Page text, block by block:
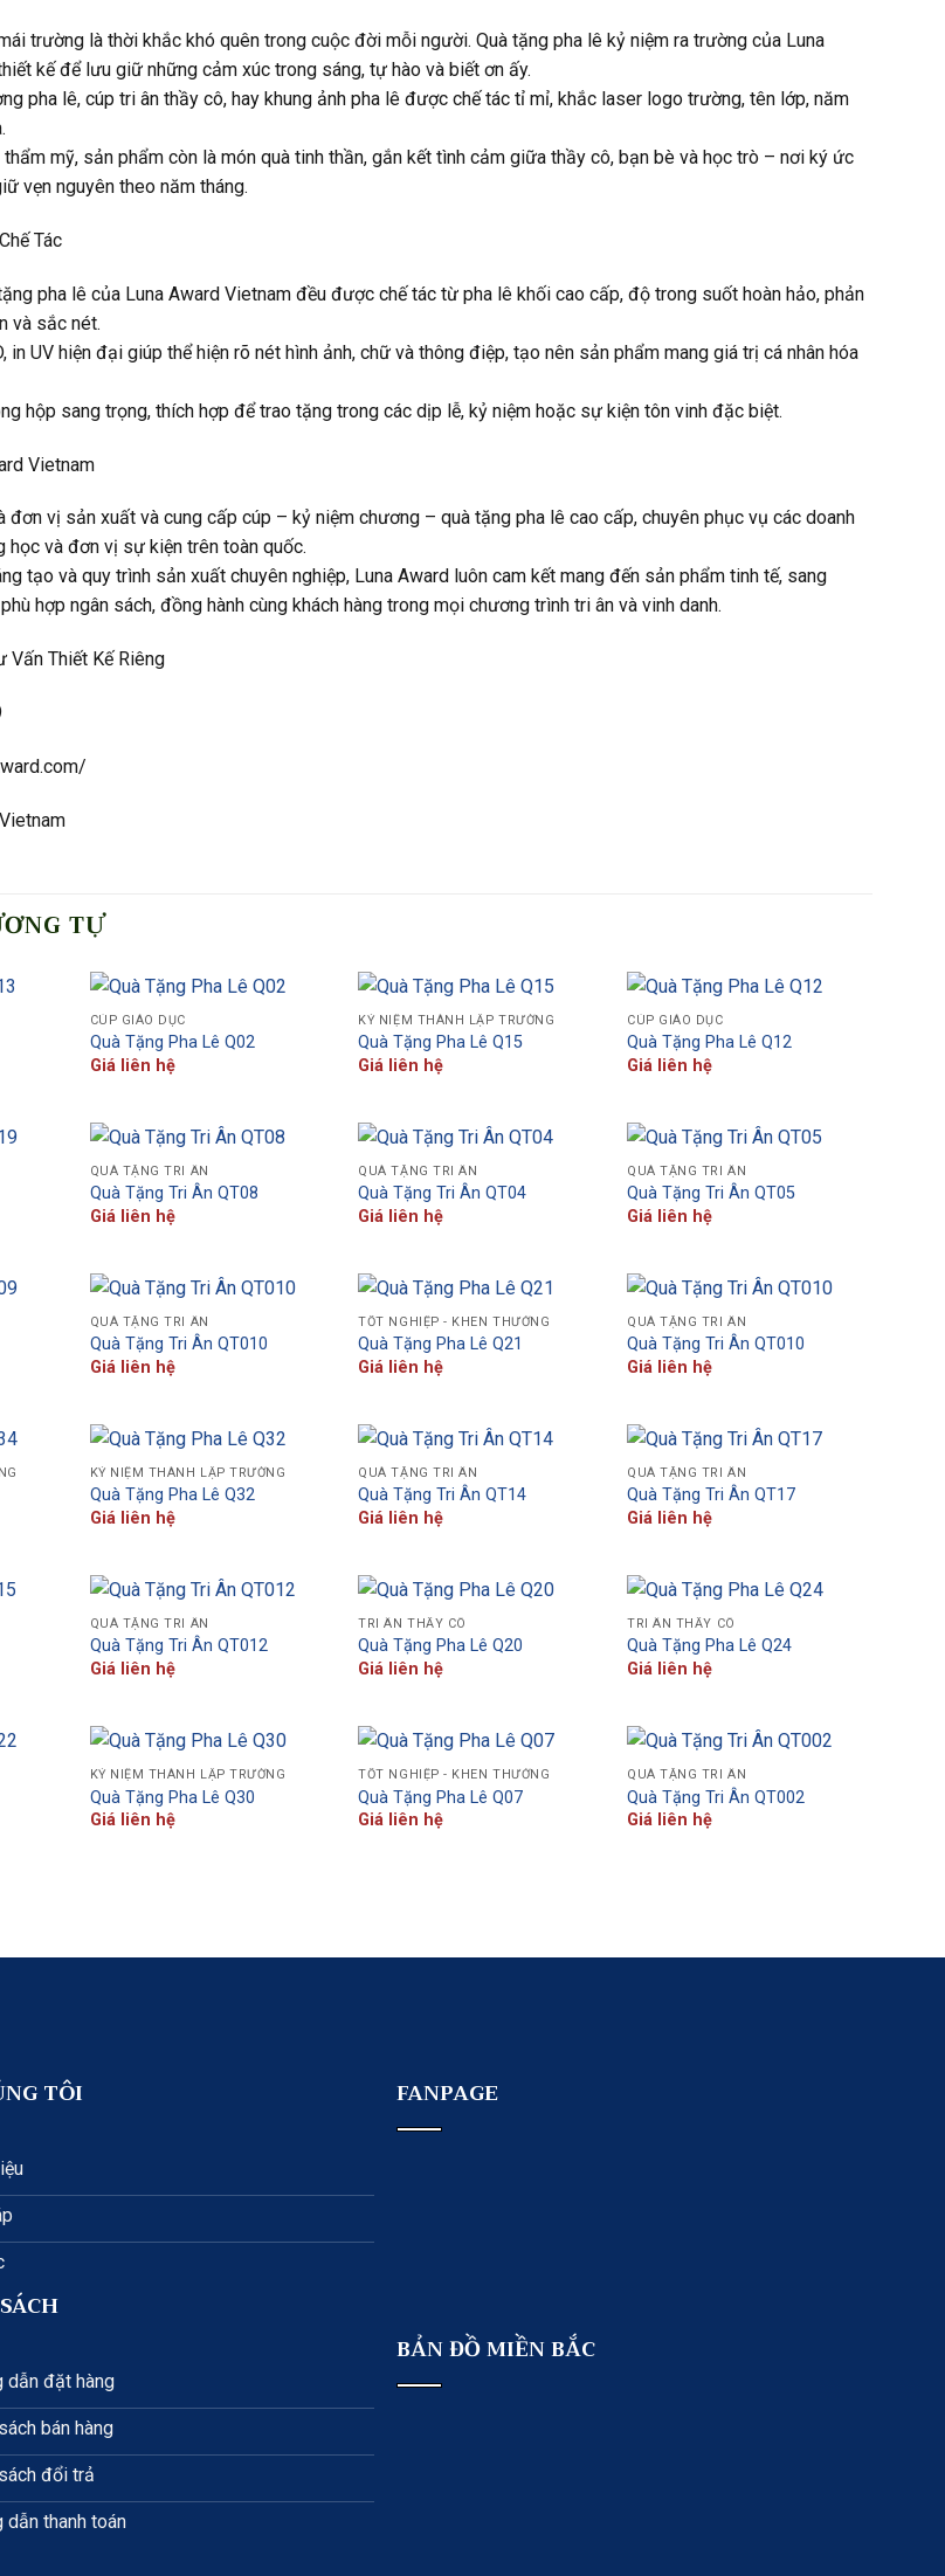
trường là thời khắc khó quên trong cuộc đời mỗi người. Quà tặng pha lê kỷ niệm ra trường của Luna
kế để lưu giữ những cảm xúc trong sáng, tự hào và biết ơn ấy.
pha lê, cúp tri ân thầy cô, hay khung ảnh pha lê được chế tác tỉ mỉ, khắc laser logo trường, tên lớp, năm
thẩm mỹ, sản phẩm còn là món quà tinh thần, gắn kết tình cảm giữa thầy cô, bạn bè và học trò – nơi ký ức
vẹn nguyên theo năm tháng.
Tác
pha lê của Luna Award Vietnam đều được chế tác từ pha lê khối cao cấp, độ trong suốt hoàn hảo, phản
và sắc nét.
in UV hiện đại giúp thể hiện rõ nét hình ảnh, chữ và thông điệp, tạo nên sản phẩm mang giá trị cá nhân hóa
hộp sang trọng, thích hợp để trao tặng trong các dịp lễ, kỷ niệm hoặc sự kiện tôn vinh đặc biệt.
Vietnam
đơn vị sản xuất và cung cấp cúp – kỷ niệm chương – quà tặng pha lê cao cấp, chuyên phục vụ các doanh
học và đơn vị sự kiện trên toàn quốc.
tạo và quy trình sản xuất chuyên nghiệp, Luna Award luôn cam kết mang đến sản phẩm tinh tế, sang
hợp ngân sách, đồng hành cùng khách hàng trong mọi chương trình tri ân và vinh danh.
Vấn Thiết Kế Riêng
TỰ
CÚP GIÁO DỤC
Quà Tặng Pha Lê Q02
Giá liên hệ
KỶ NIỆM THÀNH LẬP TRƯỜNG
Quà Tặng Pha Lê Q15
Giá liên hệ
CÚP GIÁO DỤC
Quà Tặng Pha Lê Q12
Giá liên hệ
QUÀ TẶNG TRI ÂN
Quà Tặng Tri Ân QT08
Giá liên hệ
QUÀ TẶNG TRI ÂN
Quà Tặng Tri Ân QT04
Giá liên hệ
QUÀ TẶNG TRI ÂN
Quà Tặng Tri Ân QT05
Giá liên hệ
QUÀ TẶNG TRI ÂN
Quà Tặng Tri Ân QT010
Giá liên hệ
TỐT NGHIỆP - KHEN THƯỞNG
Quà Tặng Pha Lê Q21
Giá liên hệ
QUÀ TẶNG TRI ÂN
Quà Tặng Tri Ân QT010
Giá liên hệ
KỶ NIỆM THÀNH LẬP TRƯỜNG
Quà Tặng Pha Lê Q32
Giá liên hệ
QUÀ TẶNG TRI ÂN
Quà Tặng Tri Ân QT14
Giá liên hệ
QUÀ TẶNG TRI ÂN
Quà Tặng Tri Ân QT17
Giá liên hệ
QUÀ TẶNG TRI ÂN
Quà Tặng Tri Ân QT012
Giá liên hệ
TRI ÂN THẦY CÔ
Quà Tặng Pha Lê Q20
Giá liên hệ
TRI ÂN THẦY CÔ
Quà Tặng Pha Lê Q24
Giá liên hệ
KỶ NIỆM THÀNH LẬP TRƯỜNG
Quà Tặng Pha Lê Q30
Giá liên hệ
TỐT NGHIỆP - KHEN THƯỞNG
Quà Tặng Pha Lê Q07
Giá liên hệ
QUÀ TẶNG TRI ÂN
Quà Tặng Tri Ân QT002
Giá liên hệ
TÔI
dẫn đặt hàng
bán hàng
đổi trả
dẫn thanh toán
FANPAGE
BẢN ĐỒ MIỀN BẮC